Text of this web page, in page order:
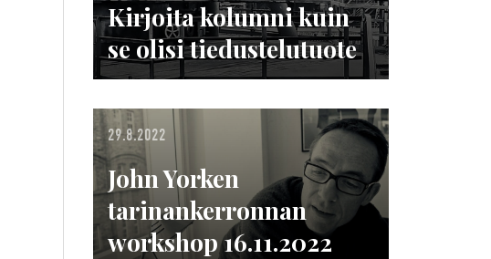
Kirjoita kolumni kuin
se olisi tiedustelutuote
29.8.2022
John Yorken
tarinankerronnan
workshop 16.11.2022